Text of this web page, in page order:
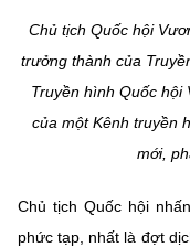
Chủ tịch Quốc hội
trưởng thành của
Truyền hình Quốc hội
của một Kênh truyền
mới,
Chủ tịch Quốc hội
phức tạp, nhất là đợt